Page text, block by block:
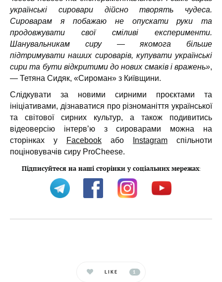
українські сировари дійсно творять чудеса.
Сироварам я побажаю не опускати руки та
продовжувати свої сміливі експерименти.
Шанувальникам сиру — якомога більше
підтримувати наших сироварів, купувати українські
сири та бути відкритими до нових смаків і вражень»,
— Тетяна Сидяк, «Сироман» з Київщини.
Слідкувати за новими сирними проєктами та
ініціативами, дізнаватися про різноманіття української
та світової сирних культур, а також подивитись
відеоверсію інтервʼю з сироварами можна на
сторінках у
Facebook або Instagram спільноти
поціновувачів сиру ProCheese.
Підписуйтеся на наші сторінки у соціальних мережах:
LIKE 1